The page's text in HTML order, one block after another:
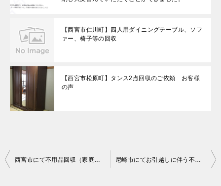
【西宮市仁川町】四人用ダイニングテーブル、ソフ
ァー、椅子等の回収
【西宮市松原町】タンス2点回収のご依頼 お客様
の声
投
西宮市にて不用品回収（家庭ゴミ分別なし、ダンボール）ご依頼の匿名希望様の声 尼崎市にてお引越しに伴う不用品回収（１７０Ｌ未満冷蔵庫、ＰＣ（デスク、ノート）、ＰＣモニターセット）のご依頼 匿名希望様の声